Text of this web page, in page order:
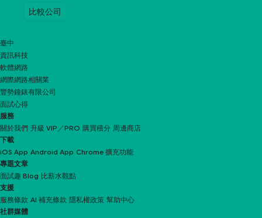
比較公司
臺中
資訊科技
軟體網路
網際網路相關業
豐勢鐘錶有限公司
面試心得
服務
關於我們 升級 VIP／PRO 購買積分 周邊商店
下載
iOS App Android App Chrome 擴充功能
專題文章
面試趣 Blog 比薪水觀點
支援
服務條款 AI 補充條款 隱私權政策 幫助中心
社群媒體